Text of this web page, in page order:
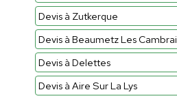
Devis à Zutkerque
Devis à Beaumetz Les Cambrai
Devis à Delettes
Devis à Aire Sur La Lys